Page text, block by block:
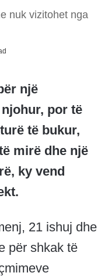
nuk vizitohet nga
një
por të
të bukur,
mirë dhe një
ky vend
21 ishuj dhe
për shkak të